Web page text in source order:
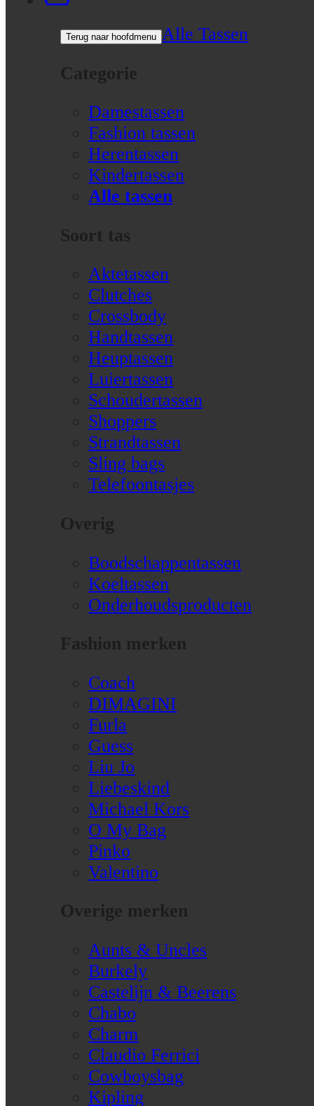
Terug naar hoofdmenu Alle Tassen
Categorie
Damestassen
Fashion tassen
Herentassen
Kindertassen
Alle tassen
Soort tas
Aktetassen
Clutches
Crossbody
Handtassen
Heuptassen
Luiertassen
Schoudertassen
Shoppers
Strandtassen
Sling bags
Telefoontasjes
Overig
Boodschappentassen
Koeltassen
Onderhoudsproducten
Fashion merken
Coach
DIMAGINI
Furla
Guess
Liu Jo
Liebeskind
Michael Kors
O My Bag
Pinko
Valentino
Overige merken
Aunts & Uncles
Burkely
Castelijn & Beerens
Chabo
Charm
Claudio Ferrici
Cowboysbag
Kipling